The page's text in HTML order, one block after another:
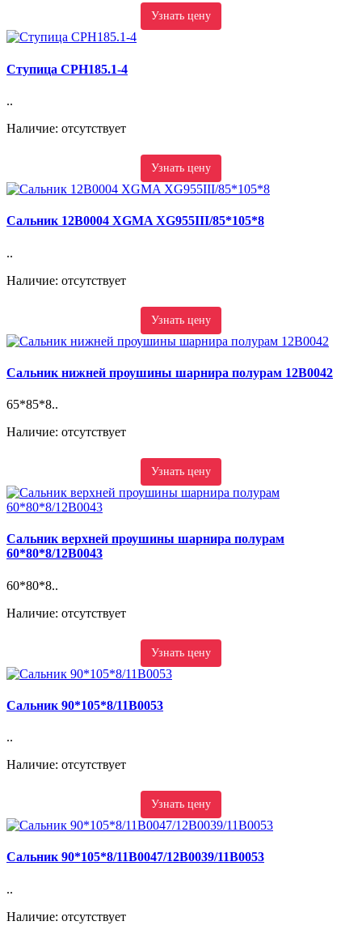
Узнать цену
Ступица CPH185.1-4
..
Наличие: отсутствует
Узнать цену
Сальник 12B0004 XGMA XG955III/85*105*8
..
Наличие: отсутствует
Узнать цену
Сальник нижней проушины шарнира полурам 12B0042
65*85*8..
Наличие: отсутствует
Узнать цену
Сальник верхней проушины шарнира полурам
60*80*8/12B0043
60*80*8..
Наличие: отсутствует
Узнать цену
Сальник 90*105*8/11B0053
..
Наличие: отсутствует
Узнать цену
Сальник 90*105*8/11B0047/12B0039/11B0053
..
Наличие: отсутствует